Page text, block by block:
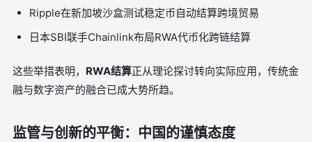
Ripple在新加坡沙盒测试稳定币自动结算跨境贸易
日本SBI联手Chainlink布局RWA代币化跨链结算
这些举措表明， RWA结算正从理论探讨转向实际应用，传统金
融与数字资产的融合已成大势所趋。
监管与创新的平衡：中国的谨慎态度